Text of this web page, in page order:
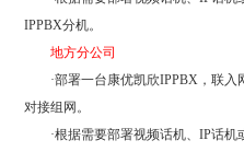
IPPBX分机。
地方分公司
·部署一台康优凯欣IPPBX，联入
对接组网。
·根据需要部署视频话机、IP话机